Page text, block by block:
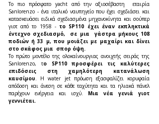
Το πιο πρόσφατο yacht από την αξιοσέβαστη  εταιρία
Sanlorenzo - ένα ιταλικό ναυπηγείο που έχει σχεδιάσει και
κατασκευάσει ειδικά σχεδιασμένα μηχανοκίνητα και σούπερ
γιοτ από το 1958 - το SP110 έχει έναν εκπληκτικά
έντεχνο σχεδιασμό,  σε μια  γάστρα μήκους 108
ποδιών ή 33 μ, που μοιάζει με μαχαίρι και δίνει
στο σκάφος μια  σπορ όψη.
Το πρώτο μοντέλο της ολοκαίνουργιας ανοιχτής σειράς της
Sanlorenzo, το SP110 προσφέρει τις καλύτερες
επιδόσεις στη χαμηλότερη κατανάλωση
καυσίμου. Η water jet πρόωση εξασφαλίζει κορυφαία
απόδοση και άνεση σε κάθε ταχύτητα και τα ηλιακά πάνελ
παρέχουν ενέργεια και ισχύ. Μια νέα γενιά γιοτ
γεννιέται.